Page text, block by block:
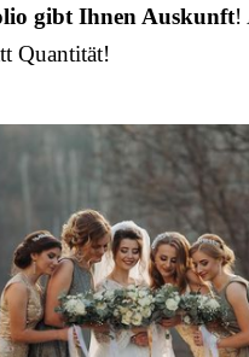
gibt Ihnen Auskunft!
Quantität!